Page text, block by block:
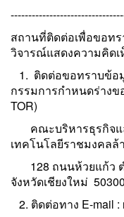
สถานที่ติดต่อเพื่อขอท
วิจารณ์แสดงความคิดเ
1. ติดต่อขอทราบข้อ
กรรมการกำหนดร่างข
TOR)
คณะบริหารธุรกิจแ
เทคโนโลยีราชมงคลล้
128 ถนนห้วยแก้ว ต
จังหวัดเชียงใหม่ 50300
2. ติดต่อทาง E-mail :